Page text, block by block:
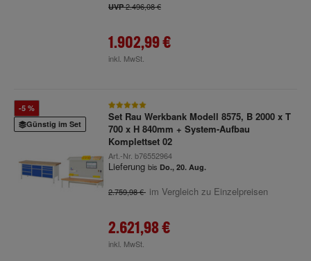
UVP2.496,08 €
1.902,99 €
inkl. MwSt.
Günstig im Set
-5 %
Set Rau Werkbank Modell 8575, B 2000 x T
700 x H 840mm + System-Aufbau
Komplettset 02
Art.-Nr. b76552964
Lieferung bis Do., 20. Aug.
2.759,98 € im Vergleich zu Einzelpreisen
2.621,98 €
inkl. MwSt.